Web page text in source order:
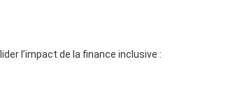
l’impact de la finance inclusive :